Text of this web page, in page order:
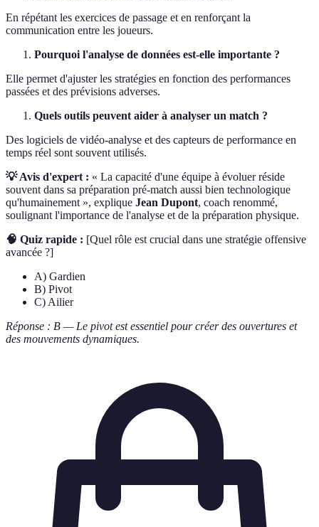
En répétant les exercices de passage et en renforçant la
communication entre les joueurs.
Pourquoi l'analyse de données est-elle importante ?
Elle permet d'ajuster les stratégies en fonction des performances
passées et des prévisions adverses.
Quels outils peuvent aider à analyser un match ?
Des logiciels de vidéo-analyse et des capteurs de performance en
temps réel sont souvent utilisés.
💡 Avis d'expert : « La capacité d'une équipe à évoluer réside
souvent dans sa préparation pré-match aussi bien technologique
qu'humainement », explique Jean Dupont, coach renommé,
soulignant l'importance de l'analyse et de la préparation physique.
🧠 Quiz rapide : [Quel rôle est crucial dans une stratégie offensive
avancée ?]
A) Gardien
B) Pivot
C) Ailier
Réponse : B — Le pivot est essentiel pour créer des ouvertures et
des mouvements dynamiques.